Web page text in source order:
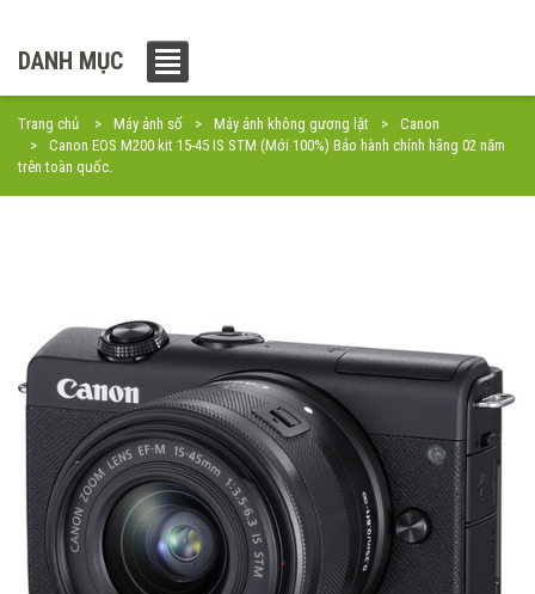
DANH MỤC
Trang chủ Máy ảnh số Máy ảnh không gương lật
Canon
Canon EOS M200 kit 15-45 IS STM (Mới 100%) Bảo hành chính hãng 02 năm
trên toàn quốc.